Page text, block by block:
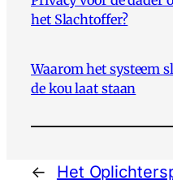
het Slachtoffer?
Waarom het systeem
de kou laat staan
←
Het